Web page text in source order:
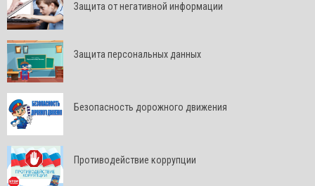
Защита от негативной информации
Защита персональных данных
Безопасность дорожного движения
Противодействие коррупции